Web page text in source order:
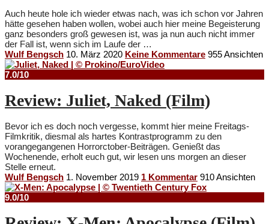
Auch heute hole ich wieder etwas nach, was ich schon vor Jahren
hätte gesehen haben wollen, wobei auch hier meine Begeisterung
ganz besonders groß gewesen ist, was ja nun auch nicht immer
der Fall ist, wenn sich im Laufe der …
Wulf Bengsch 10. März 2020 Keine Kommentare 955 Ansichten
7.0/10
Review: Juliet, Naked (Film)
Bevor ich es doch noch vergesse, kommt hier meine Freitags-
Filmkritik, diesmal als hartes Kontrastprogramm zu den
vorangegangenen Horrorctober-Beiträgen. Genießt das
Wochenende, erholt euch gut, wir lesen uns morgen an dieser
Stelle erneut.
Wulf Bengsch 1. November 2019 1 Kommentar 910 Ansichten
9.0/10